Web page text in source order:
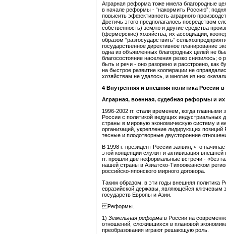
Аграрная реформа тоже имела благородные
в начале реформы - “накормить Россию”;
повысить эффективность аграрного
Достичь этого предполагалось посредством
собственность) землю и другие средства
(фермерские) хозяйства, их ассоциации,
образом “разгосударствить”
государственное директивное планирование
одна из объявленных благородных целей не
благосостояние населения резко снизилось;
быть и речи - оно разорено и расстроено, как
на быстрое развитие кооперации не
хозяйствам не удалось, и многие из них
4 Внутренняя и внешняя политика России в
Аграрная, военная, судебная реформы и
1996-2002 гг. стали временем, когда
России с политикой ведущих индустриальных
страны в мировую экономическую систему и
организаций, укрепление лидирующих
тесные и плодотворные двусторонние
В 1998 г. президент России заявил, что
этой концепции служит и активизация
гг. прошли две неформальные встречи - «без
нашей страны в Азиатско-Тихоокеанском
российско-японского мирного договора.
Таким образом, в эти годы внешняя политика
евразийской державы, являющейся ключевым
государств Европы и Азии.
Реформы.
1) Земельная реформа в России на
отношений, сложившихся в плановой
преобразования играют решающую роль.